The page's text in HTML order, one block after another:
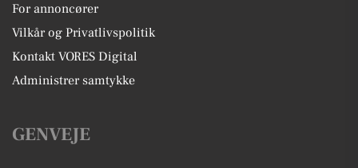
For annoncører
Vilkår og Privatlivspolitik
Kontakt VORES Digital
Administrer samtykke
GENVEJE